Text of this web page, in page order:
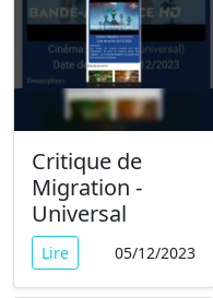
Critique de
Migration -
Universal
Lire 05/12/2023